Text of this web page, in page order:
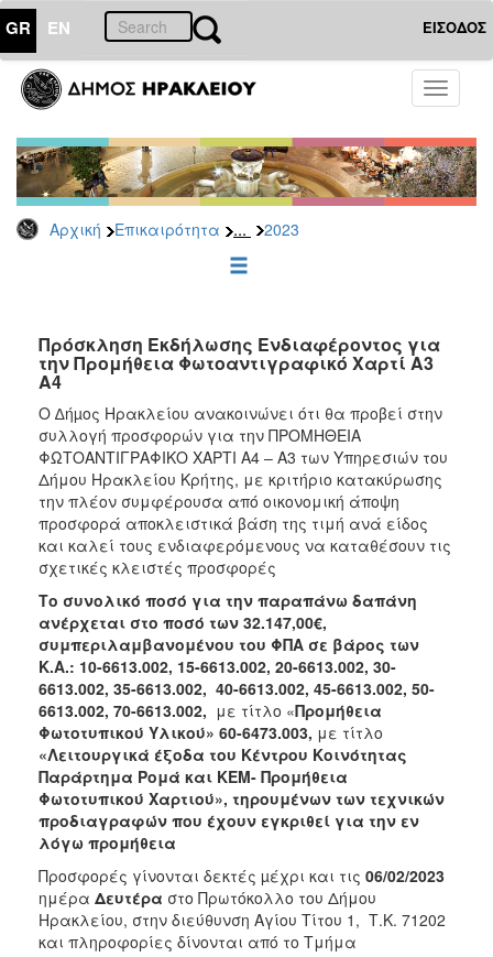
GR EN ΕΙΣΟΔΟΣ
Toggle
Αρχική Επικαιρότητα ... 2023
ΕΠΙΚΑΙΡΟΤΗΤΑ
-
Δημοπρασίες
Αρχείο
2026
2022
2020
2019
2018
2017
2016
2015
2013
ΔΗΜΟΤΗΣ
ΕΠΙΣΚΕΠΤΗΣ
ΗΡΑΚΛΕΙΟ
Πρόσκληση Εκδήλωσης Ενδιαφέροντος για
την Προμήθεια Φωτοαντιγραφικό Χαρτί Α3
Α4
Ο ∆ήµος Ηρακλείου ανακοινώνει ότι θα προβεί στην
συλλογή προσφορών για την ΠΡΟΜΗΘΕΙΑ
ΦΩΤΟΑΝΤΙΓΡΑΦΙΚΟ ΧΑΡΤΙ Α4 – Α3 των Υπηρεσιών του
Δήμου Ηρακλείου Κρήτης, με κριτήριο κατακύρωσης
την πλέον συμφέρουσα από οικονομική άποψη
προσφορά αποκλειστικά βάση της τιμή ανά είδος
και καλεί τους ενδιαφερόμενους να καταθέσουν τις
σχετικές κλειστές προσφορές
Το συνολικό ποσό για την παραπάνω δαπάνη
ανέρχεται στο ποσό των 32.147,00€,
συμπεριλαμβανομένου του ΦΠΑ σε βάρος των
Κ.Α.: 10-6613.002, 15-6613.002, 20-6613.002, 30-
6613.002, 35-6613.002, 40-6613.002, 45-6613.002, 50-
6613.002, 70-6613.002, με τίτλο «Προμήθεια
Φωτοτυπικού Υλικού» 60-6473.003, με τίτλο
«Λειτουργικά έξοδα του Κέντρου Κοινότητας
Παράρτημα Ρομά και ΚΕΜ- Προμήθεια
Φωτοτυπικού Χαρτιού», τηρουμένων των τεχνικών
προδιαγραφών που έχουν εγκριθεί για την εν
λόγω προμήθεια
Προσφορές γίνονται δεκτές µέχρι και τις 06/02/2023
ημέρα Δευτέρα στο Πρωτόκολλο του Δήμου
Ηρακλείου, στην διεύθυνση Αγίου Τίτου 1, Τ.Κ. 71202
και πληροφορίες δίνονται από το Τμήμα